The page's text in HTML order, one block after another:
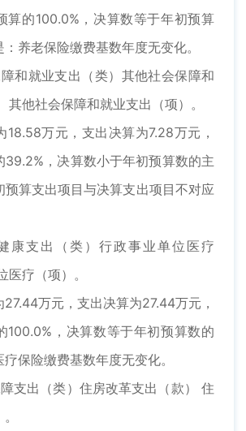
算的100.0%，决算数等于年初预算
养老保险缴费基数年度无变化。
就业支出（类）其他社会保障和
其他社会保障和就业支出（项）。
万元，支出决算为7.28万元，
39.2%，决算数小于年初预算数的主
预算支出项目与决算支出项目不对应
支出（类）行政事业单位医疗
医疗（项）。
万元，支出决算为27.44万元，
100.0%，决算数等于年初预算数的
保险缴费基数年度无变化。
出（类）住房改革支出（款） 住